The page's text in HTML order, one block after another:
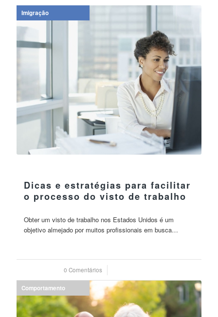
Imigração
Dicas e estratégias para facilitar
o processo do visto de trabalho
Obter um visto de trabalho nos Estados Unidos é um
objetivo almejado por muitos profissionais em busca…
0 Comentários
/
Comportamento